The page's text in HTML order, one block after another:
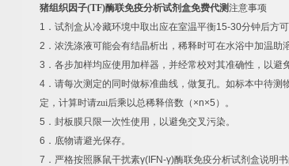
猪组织因子(TF)酶联免疫分析试剂盒免费代测注意事项
1 ．试剂盒从冷藏环境中取出应在室温平衡15-30分钟后方
2 ．浓洗涤液可能会有结晶析出，稀释时可在水浴中加温助
3 ．各步加样均应使用加样器，并经常校对其准确性，以
4 ．请每次测定的同时做标准曲线，做复孔。如标本中待测
定，计算时请zui后乘以总稀释倍数（ ×n×5 ）。
5 ．封板膜只限一次性使用，以避免交叉污染。
6 ．底物请避光保存。
7 ．严格按照豚鼠干扰素γ(IFN-γ)酶联免疫分析试剂盒说明